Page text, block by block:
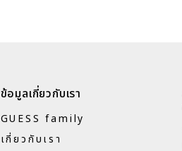
ข้อมูลเกี่ยวกับเรา
GUESS family
เกี่ยวกับเรา